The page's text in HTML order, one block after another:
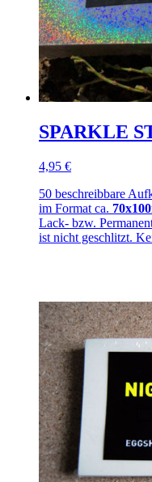
SPARKLE
4,95 €
50 beschreibbare
im Format ca.
Lack- bzw.
ist nicht geschlitzt.